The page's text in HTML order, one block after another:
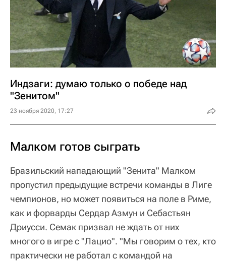
Индзаги: думаю только о победе над
"Зенитом"
23 ноября 2020, 17:27
Малком готов сыграть
Бразильский нападающий "Зенита" Малком
пропустил предыдущие встречи команды в Лиге
чемпионов, но может появиться на поле в Риме,
как и форварды Сердар Азмун и Себастьян
Дриусси. Семак призвал не ждать от них
многого в игре с "Лацио". "Мы говорим о тех, кто
практически не работал с командой на